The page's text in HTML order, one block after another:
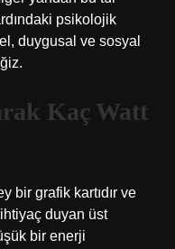
psikolojik
duygusal ve sosyal
Kaç Watt
bir grafik kartıdır ve
ihtiyaç duyan üst
bir enerji